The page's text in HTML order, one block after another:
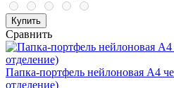
Купить
Сравнить
Папка-портфель нейлоновая А4
отделение)